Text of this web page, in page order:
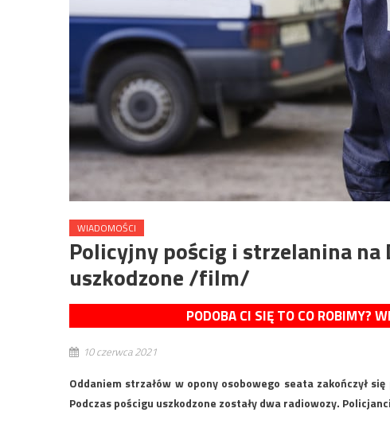
WIADOMOŚCI
Policyjny pościg i strzelanina
uszkodzone /film/
PODOBA CI SIĘ TO CO ROBIMY?
10 czerwca 2021
Oddaniem strzałów w opony osobowego seata zakończył
Podczas pościgu uszkodzone zostały dwa radiowozy.